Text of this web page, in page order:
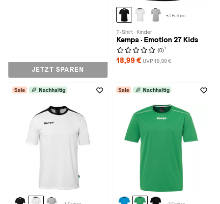
JETZT SPAREN
+3 Farben
T-Shirt · Kinder
Kempa · Emotion 27 Kids
(0) 1
18,99 € UVP 19,99 €
Sale Nachhaltig Sale Nachhaltig